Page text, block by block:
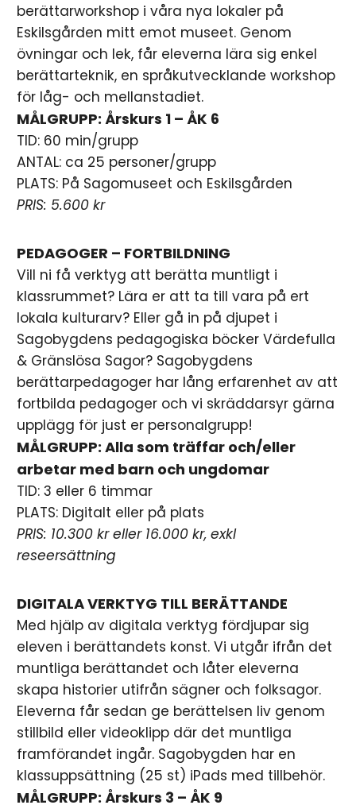
berättarworkshop i våra nya lokaler på
Eskilsgården mitt emot museet. Genom
övningar och lek, får eleverna lära sig enkel
berättarteknik, en språkutvecklande workshop
för låg- och mellanstadiet.
MÅLGRUPP: Årskurs 1 – ÅK 6
TID: 60 min/grupp
ANTAL: ca 25 personer/grupp
PLATS: På Sagomuseet och Eskilsgården
PRIS: 5.600 kr
PEDAGOGER – FORTBILDNING
Vill ni få verktyg att berätta muntligt i
klassrummet? Lära er att ta till vara på ert
lokala kulturarv? Eller gå in på djupet i
Sagobygdens pedagogiska böcker Värdefulla
& Gränslösa Sagor? Sagobygdens
berättarpedagoger har lång erfarenhet av att
fortbilda pedagoger och vi skräddarsyr gärna
upplägg för just er personalgrupp!
MÅLGRUPP: Alla som träffar och/eller
arbetar med barn och ungdomar
TID: 3 eller 6 timmar
PLATS: Digitalt eller på plats
PRIS: 10.300 kr eller 16.000 kr, exkl
reseersättning
DIGITALA VERKTYG TILL BERÄTTANDE
Med hjälp av digitala verktyg fördjupar sig
eleven i berättandets konst. Vi utgår ifrån det
muntliga berättandet och låter eleverna
skapa historier utifrån sägner och folksagor.
Eleverna får sedan ge berättelsen liv genom
stillbild eller videoklipp där det muntliga
framförandet ingår. Sagobygden har en
klassuppsättning (25 st) iPads med tillbehör.
MÅLGRUPP: Årskurs 3 – ÅK 9